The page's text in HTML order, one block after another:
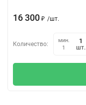
16 300 ₽ /шт.
Количество:
мин.
1
шт.